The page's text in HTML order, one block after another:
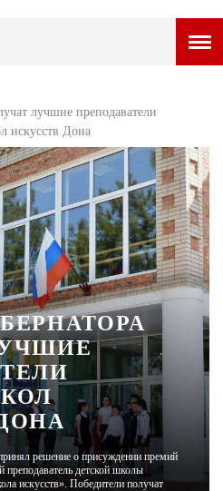
НОВОСТИ
ВОПРОС НЕДЕЛИ
ПРЕМЬЕРА
ТАМ И ТУТ
СТИЛЬ ЖИЗНИ
ХАЙП
ЧЕЛОВЕК ОСОБЕННЫЙ
КУЛЬТ ЕДЫ
АФИША
ЖУРНАЛ
лучшие преподаватели
искусств Дона
решение о присуждении премий
детской школы
искусств». Победители получат